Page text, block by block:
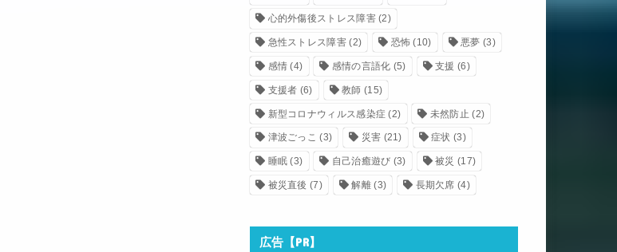
心的外傷後ストレス障害(2)
急性ストレス障害(2) 恐怖 (10) 悪夢 (3)
感情 (4) 感情の言語化 (5) 支援 (6)
支援者 (6) 教師 (15)
新型コロナウィルス感染症 (2) 未然防止 (2)
津波ごっこ (3) 災害 (21) 症状 (3)
睡眠 (3) 自己治癒遊び (3) 被災 (17)
被災直後 (7) 解離(3) 長期欠席 (4)
広告【PR】